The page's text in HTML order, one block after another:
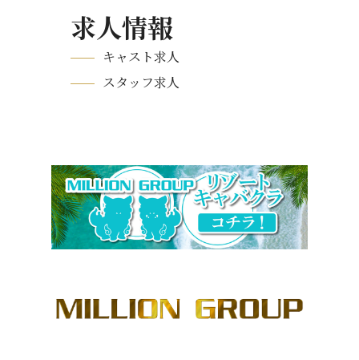
求人情報
キャスト求人
スタッフ求人